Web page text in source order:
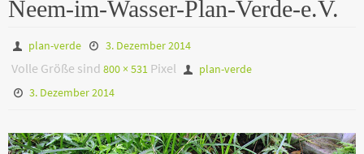
Neem-im-Wasser-Plan-Verde-e.V.
plan-verde 3. Dezember 2014
Volle Größe sind 800 × 531 Pixel
plan-verde
3. Dezember 2014